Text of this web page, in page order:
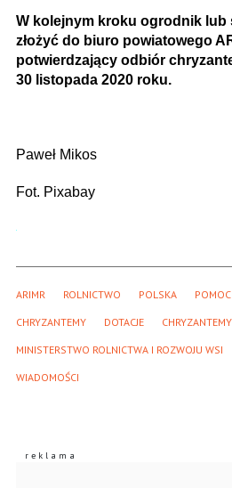
W kolejnym kroku ogrodnik lub
złożyć do biuro powiatowego
potwierdzający odbiór
30 listopada 2020 roku.
Paweł Mikos
Fot. Pixabay
ARIMR ROLNICTWO POLSKA
CHRYZANTEMY DOTACJE
MINISTERSTWO ROLNICTWA I ROZWOJU WSI
WIADOMOŚCI